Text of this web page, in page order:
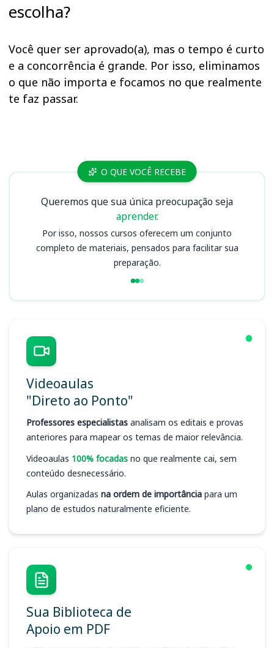
escolha?
Você quer ser aprovado(a), mas o tempo é curto
e a concorrência é grande. Por isso, eliminamos
o que não importa e focamos no que realmente
te faz passar.
Cursos ALE GOO QUE VOCÊ RECEBE
Queremos que sua única preocupação seja
aprender.
Por isso, nossos cursos oferecem um conjunto
completo de materiais, pensados para facilitar sua
preparação.
Videoaulas
"Direto ao Ponto"
Professores especialistas analisam os editais e provas
anteriores para mapear os temas de maior relevância.
Videoaulas 100% focadas no que realmente cai, sem
conteúdo desnecessário.
Aulas organizadas na ordem de importância para um
plano de estudos naturalmente eficiente.
Sua Biblioteca de
Apoio em PDF